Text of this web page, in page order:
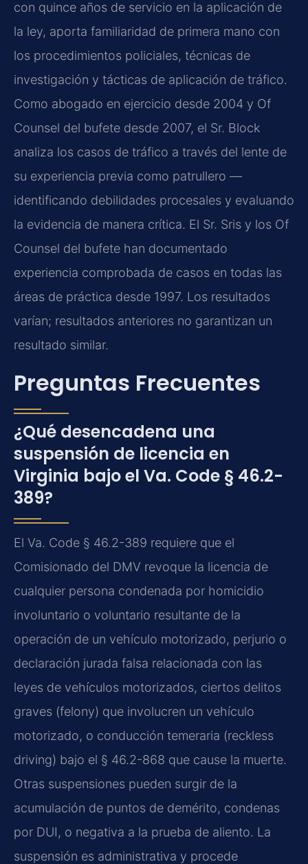
con quince años de servicio en la aplicación de
la ley, aporta familiaridad de primera mano con
los procedimientos policiales, técnicas de
investigación y tácticas de aplicación de tráfico.
Como abogado en ejercicio desde 2004 y Of
Counsel del bufete desde 2007, el Sr. Block
analiza los casos de tráfico a través del lente de
su experiencia previa como patrullero —
identificando debilidades procesales y evaluando
la evidencia de manera crítica. El Sr. Sris y los Of
Counsel del bufete han documentado
experiencia comprobada de casos en todas las
áreas de práctica desde 1997. Los resultados
varían; resultados anteriores no garantizan un
resultado similar.
Preguntas Frecuentes
¿Qué desencadena una
suspensión de licencia en
Virginia bajo el Va. Code § 46.2-
389?
El Va. Code § 46.2-389 requiere que el
Comisionado del DMV revoque la licencia de
cualquier persona condenada por homicidio
involuntario o voluntario resultante de la
operación de un vehículo motorizado, perjurio o
declaración jurada falsa relacionada con las
leyes de vehículos motorizados, ciertos delitos
graves (felony) que involucren un vehículo
motorizado, o conducción temeraria (reckless
driving) bajo el § 46.2-868 que cause la muerte.
Otras suspensiones pueden surgir de la
acumulación de puntos de demérito, condenas
por DUI, o negativa a la prueba de aliento. La
suspensión es administrativa y procede